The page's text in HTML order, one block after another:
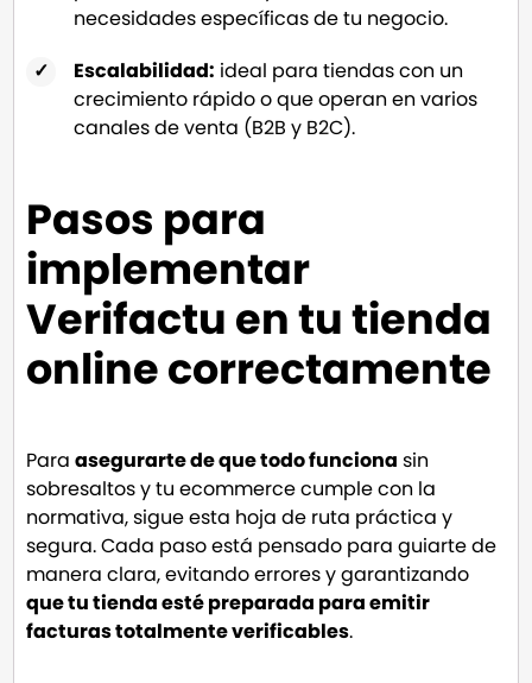
necesidades específicas de tu negocio.
Escalabilidad: ideal para tiendas con un
crecimiento rápido o que operan en varios
canales de venta (B2B y B2C).
Pasos para
implementar
Verifactu en tu tienda
online correctamente
Paraasegurarte de que todo funciona sin
sobresaltos y tu ecommerce cumple con la
normativa, sigue esta hoja de ruta práctica y
segura. Cada paso está pensado para guiarte de
manera clara, evitando errores y garantizando
que tu tienda esté preparada para emitir
facturas totalmente verificables.